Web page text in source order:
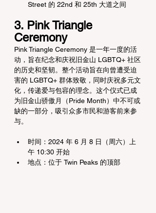
Street 的 22nd 和 25th 大道之间
3. Pink Triangle
Ceremony
Pink Triangle Ceremony 是一年一度的活
动，旨在纪念和庆祝旧金山 LGBTQ+ 社区
的历史和坚韧。整个活动旨在向曾遭受迫
害的 LGBTQ+ 群体致敬，同时庆祝多元文
化，传递爱与包容的理念。这个仪式已成
为旧金山骄傲月（Pride Month）中不可或
缺的一部分，吸引众多市民和游客前来参
与。
时间：2024 年 6 月 8 日（周六）上
午 10:30 开始
地点：位于 Twin Peaks 的顶部